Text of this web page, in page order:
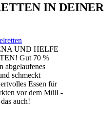
IN DEINER
UND HELFE
Gut 70 %
abgelaufenes
schmeckt
Essen für
vor dem Müll -
auch!